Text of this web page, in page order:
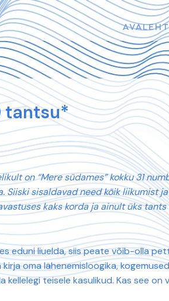
AVALEHT
tantsu*
on “Mere südames” kokku 31
Siiski sisaldavad need kõik liikumist
kaks korda ja ainult üks tants
eduni liuelda, siis peate võib-olla
oma lähenemisloogika,
teisele kasulikud. Kas see on